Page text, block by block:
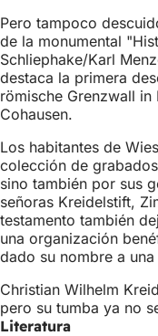
Pero tampoco
de la monumental
Schliephake/Karl
destaca la primera
römische Grenzwall
Cohausen.
Los habitantes de
colección de
sino también por sus
señoras Kreidelstift,
testamento también
una organización
dado su nombre a
Christian Wilhelm
pero su tumba ya no
Literatura